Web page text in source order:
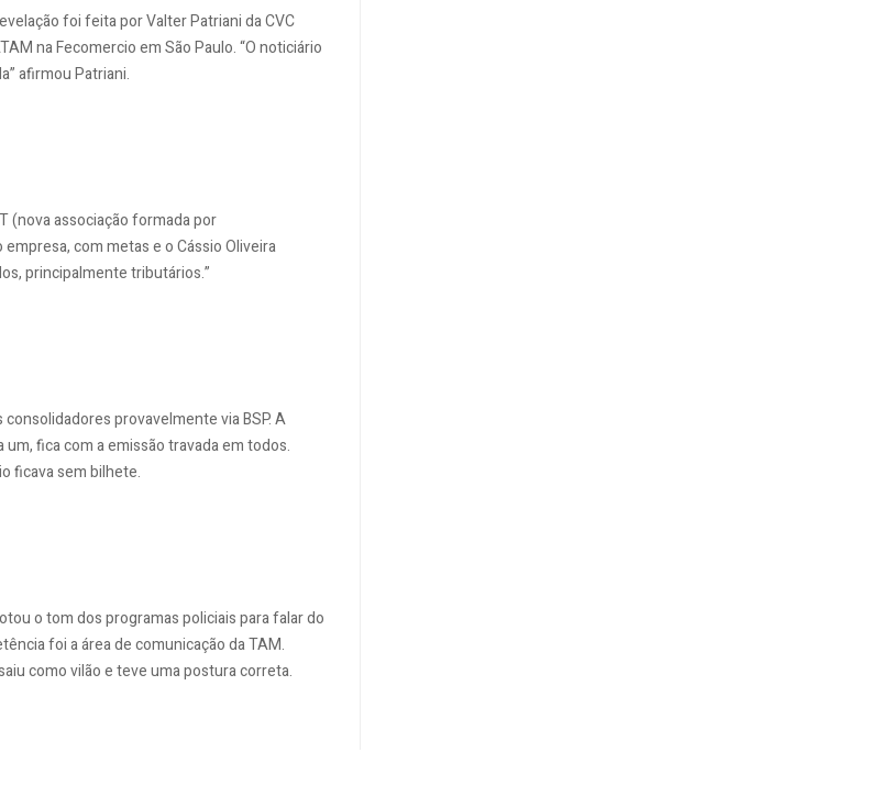
foi feita por Valter Patriani da CVC
na Fecomercio em São Paulo. “O noticiário
afirmou Patriani.
(nova associação formada por
com metas e o Cássio Oliveira
principalmente tributários.”
provavelmente via BSP. A
fica com a emissão travada em todos.
ficava sem bilhete.
o tom dos programas policiais para falar do
foi a área de comunicação da TAM.
como vilão e teve uma postura correta.